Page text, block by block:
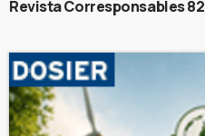
Revista Corresponsables 82